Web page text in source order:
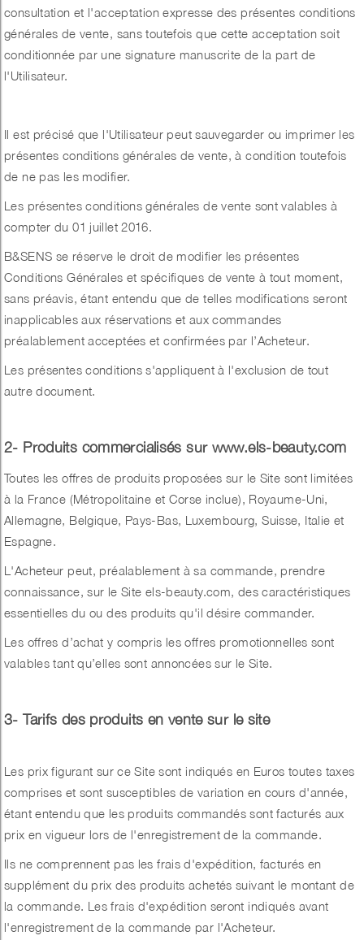
consultation et l'acceptation expresse des présentes conditions
générales de vente, sans toutefois que cette acceptation soit
conditionnée par une signature manuscrite de la part de
l'Utilisateur.
Il est précisé que l'Utilisateur peut sauvegarder ou imprimer les
présentes conditions générales de vente, à condition toutefois
de ne pas les modifier.
Les présentes conditions générales de vente sont valables à
compter du 01 juillet 2016.
B&SENS se réserve le droit de modifier les présentes
Conditions Générales et spécifiques de vente à tout moment,
sans préavis, étant entendu que de telles modifications seront
inapplicables aux réservations et aux commandes
préalablement acceptées et confirmées par l’Acheteur.
Les présentes conditions s'appliquent à l'exclusion de tout
autre document.
2- Produits commercialisés sur www.els-beauty.com
Toutes les offres de produits proposées sur le Site sont limitées
à la France (Métropolitaine et Corse inclue), Royaume-Uni,
Allemagne, Belgique, Pays-Bas, Luxembourg, Suisse, Italie et
Espagne.
L'Acheteur peut, préalablement à sa commande, prendre
connaissance, sur le Site els-beauty.com, des caractéristiques
essentielles du ou des produits qu'il désire commander.
Les offres d’achat y compris les offres promotionnelles sont
valables tant qu’elles sont annoncées sur le Site.
3- Tarifs des produits en vente sur le site
Les prix figurant sur ce Site sont indiqués en Euros toutes taxes
comprises et sont susceptibles de variation en cours d'année,
étant entendu que les produits commandés sont facturés aux
prix en vigueur lors de l'enregistrement de la commande.
Ils ne comprennent pas les frais d'expédition, facturés en
supplément du prix des produits achetés suivant le montant de
la commande. Les frais d'expédition seront indiqués avant
l'enregistrement de la commande par l'Acheteur.